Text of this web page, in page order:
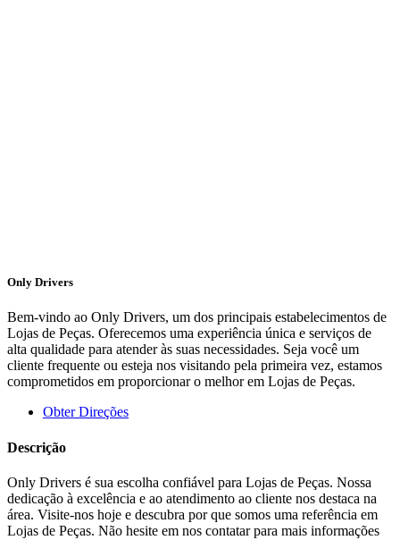
Only Drivers
Bem-vindo ao Only Drivers, um dos principais estabelecimentos de
Lojas de Peças. Oferecemos uma experiência única e serviços de
alta qualidade para atender às suas necessidades. Seja você um
cliente frequente ou esteja nos visitando pela primeira vez, estamos
comprometidos em proporcionar o melhor em Lojas de Peças.
Obter Direções
Descrição
Only Drivers é sua escolha confiável para Lojas de Peças. Nossa
dedicação à excelência e ao atendimento ao cliente nos destaca na
área. Visite-nos hoje e descubra por que somos uma referência em
Lojas de Peças. Não hesite em nos contatar para mais informações